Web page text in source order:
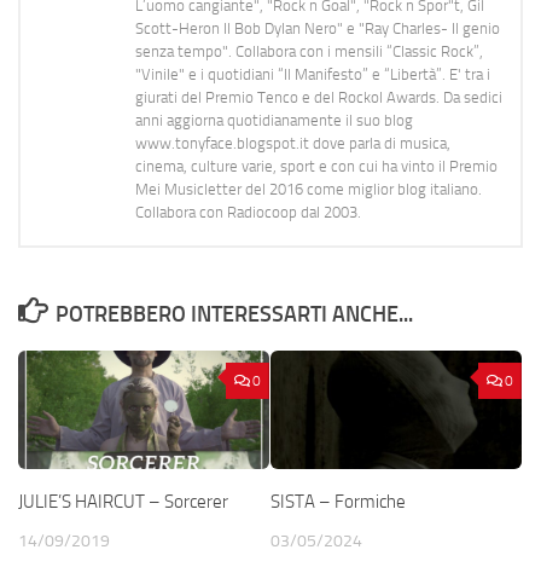
L’uomo cangiante", "Rock n Goal", "Rock n Spor"t, Gil
Scott-Heron Il Bob Dylan Nero" e "Ray Charles- Il genio
senza tempo". Collabora con i mensili “Classic Rock”,
"Vinile" e i quotidiani “Il Manifesto” e “Libertà”. E' tra i
giurati del Premio Tenco e del Rockol Awards. Da sedici
anni aggiorna quotidianamente il suo blog
www.tonyface.blogspot.it dove parla di musica,
cinema, culture varie, sport e con cui ha vinto il Premio
Mei Musicletter del 2016 come miglior blog italiano.
Collabora con Radiocoop dal 2003.
POTREBBERO INTERESSARTI ANCHE...
0
JULIE’S HAIRCUT – Sorcerer
14/09/2019
0
SISTA – Formiche
03/05/2024